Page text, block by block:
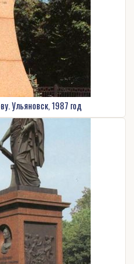
Ульяновск, 1987 год